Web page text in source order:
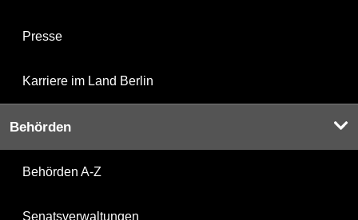
Presse
Karriere im Land Berlin
Behörden
Behörden A-Z
Senatsverwaltungen